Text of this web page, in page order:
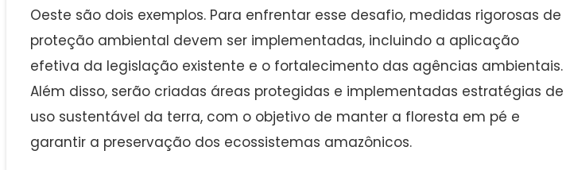
Oeste são dois exemplos. Para enfrentar esse desafio, medidas rigorosas de
proteção ambiental devem ser implementadas, incluindo a aplicação
efetiva da legislação existente e o fortalecimento das agências ambientais.
Além disso, serão criadas áreas protegidas e implementadas estratégias de
uso sustentável da terra, com o objetivo de manter a floresta em pé e
garantir a preservação dos ecossistemas amazônicos.